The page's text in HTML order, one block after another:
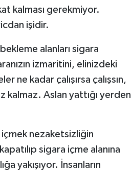
kalması gerekmiyor.
işidir.
alanları sigara
izmaritini, elinizdeki
ne kadar çalışırsa çalışsın,
kalmaz. Aslan yattığı yerden
içmek nezaketsizliğin
sigara içme alanına
yakışıyor. İnsanların